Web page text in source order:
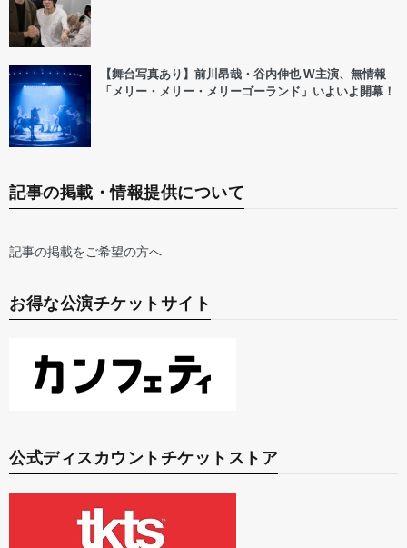
【舞台写真あり】前川昂哉・谷内伸也 W主演、無情報
「メリー・メリー・メリーゴーランド」いよいよ開幕！
記事の掲載・情報提供について
記事の掲載をご希望の方へ
お得な公演チケットサイト
公式ディスカウントチケットストア